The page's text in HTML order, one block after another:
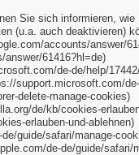
Sie sich informieren,
(u.a. auch deaktivieren)
accounts/answer/
61416?hl=de)
de-de/help/
support.microsoft.com/de-
delete-manage-cookies)
de/kb/cookies-
erlauben-und-ablehnen)
guide/safari/manage-
de-de/guide/safari/